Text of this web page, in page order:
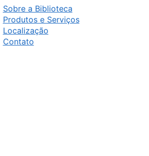
Sobre a Biblioteca
Produtos e Serviços
Localização
Contato